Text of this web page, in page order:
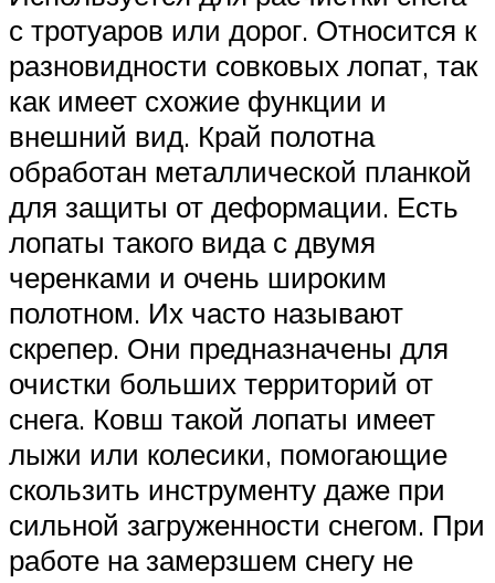
с тротуаров или дорог. Относится к
разновидности совковых лопат, так
как имеет схожие функции и
внешний вид. Край полотна
обработан металлической планкой
для защиты от деформации. Есть
лопаты такого вида с двумя
черенками и очень широким
полотном. Их часто называют
скрепер. Они предназначены для
очистки больших территорий от
снега. Ковш такой лопаты имеет
лыжи или колесики, помогающие
скользить инструменту даже при
сильной загруженности снегом. При
работе на замерзшем снегу не